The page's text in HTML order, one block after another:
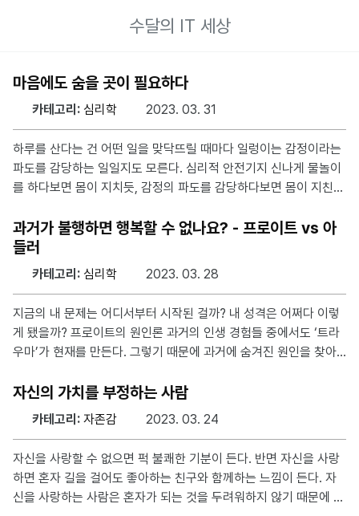
수달의 IT 세상
마음에도 숨을 곳이 필요하다
카테고리: 심리학 2023. 03. 31
하루를 산다는 건 어떤 일을 맞닥뜨릴 때마다 일렁이는 감정이라는
파도를 감당하는 일일지도 모른다. 심리적 안전기지 신나게 물놀이
를 하다보면 몸이 지치듯, 감정의 파도를 감당하다보면 몸이 지친
향해 나아갈 힘을 얻는 곳이다. 생애 초기 애착 영국의 정신분석가
존 볼비는 심리적 안전기지는 집이나 침실같은 구체적 공간 뿐만 아
니라, 어린 시절 어머니와 아이의 안정적인 상호관계가 아이의 정상
적인 심리 발달에 중요하다고 했다. 어머니에게 심리적 안전기지를
아이는 어머니 주변을 조금도 떠나지 못하거나 어머니에게 무관심
한 극단을 보인다. 이런 생애 초기 애착은 아이가 성인이 된 다음
과거가 불행하면 행복할 수 없나요? - 프로이트 vs 아
들러
카테고리: 심리학 2023. 03. 28
지금의 내 문제는 어디서부터 시작된 걸까? 내 성격은 어쩌다 이렇
게 됐을까? 프로이트의 원인론 과거의 인생 경험들 중에서도 ‘트라
우마’가 현재를 만든다. 그렇기 때문에 과거에 숨겨진 원인을 찾아
아내기만 하면 현재의 모든 문제가 사라질 것이라는 비현실적인 기
대감을 부추길 수 있으며, 과거에 집착하는 회피 행동으로 보이게
된다. 아들러의 목적론 사람이 트라우마 때문이 아니라, 그 경험에
결국, 인생의 목적을 다시 설정함으로써 경험의 의미를 다르게 해석
해 현재의 문제를 해결할 수 있다. 현대 정신의학의 의견 현대 의학
에서는 유년기의 학대나 사고의 경험이 성인이 된 후에도
자신의 가치를 부정하는 사람
카테고리: 자존감 2023. 03. 24
자신을 사랑할 수 없으면 퍽 불쾌한 기분이 든다. 반면 자신을 사랑
하면 혼자 길을 걸어도 좋아하는 친구와 함께하는 느낌이 든다. 자
신을 사랑하는 사람은 혼자가 되는 것을 두려워하지 않기 때문에 자